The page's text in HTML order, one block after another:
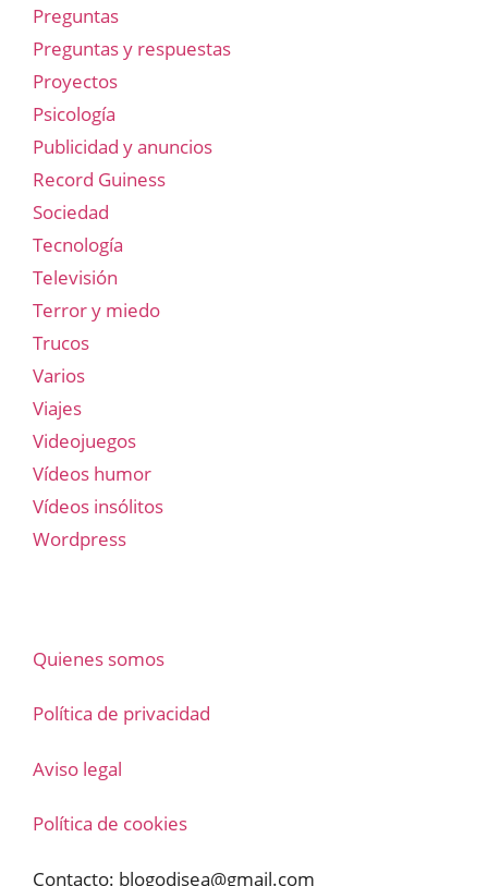
Preguntas
Preguntas y respuestas
Proyectos
Psicología
Publicidad y anuncios
Record Guiness
Sociedad
Tecnología
Televisión
Terror y miedo
Trucos
Varios
Viajes
Videojuegos
Vídeos humor
Vídeos insólitos
Wordpress
Quienes somos
Política de privacidad
Aviso legal
Política de cookies
Contacto: blogodisea@gmail.com